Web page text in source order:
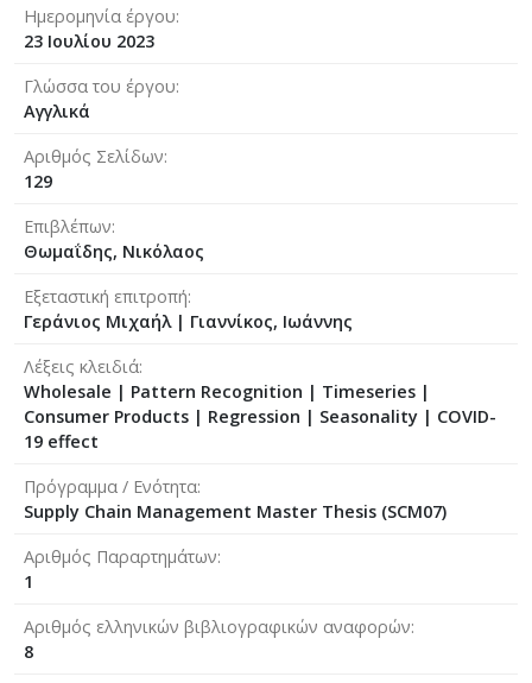
Ημερομηνία έργου
23 Ιουλίου 2023
Γλώσσα του έργου
Αγγλικά
Αριθμός Σελίδων
129
Επιβλέπων
Θωμαΐδης, Νικόλαος
Εξεταστική επιτροπή
Γεράνιος Μιχαήλ | Γιαννίκος, Ιωάννης
Λέξεις κλειδιά
Wholesale | Pattern Recognition | Timeseries |
Consumer Products | Regression | Seasonality | COVID-
19 effect
Πρόγραμμα / Ενότητα
Supply Chain Management Master Thesis (SCM07)
Αριθμός Παραρτημάτων
1
Αριθμός ελληνικών βιβλιογραφικών αναφορών
8